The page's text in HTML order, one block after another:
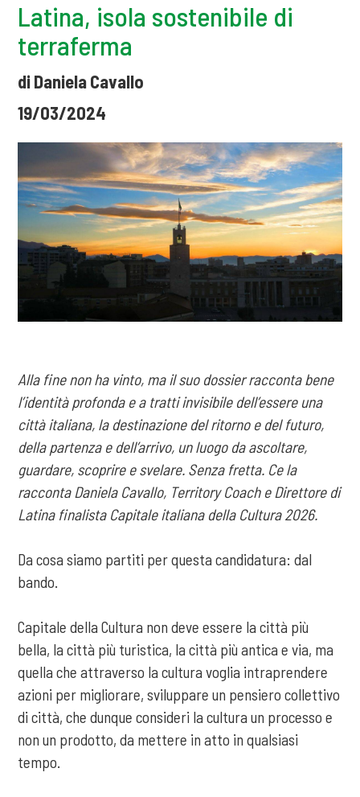
Latina, isola sostenibile di
terraferma
di Daniela Cavallo
19/03/2024
Alla fine non ha vinto, ma il suo dossier racconta bene
l’identità profonda e a tratti invisibile dell’essere una
città italiana, la destinazione del ritorno e del futuro,
della partenza e dell’arrivo, un luogo da ascoltare,
guardare, scoprire e svelare. Senza fretta. Ce la
racconta Daniela Cavallo, Territory Coach e Direttore di
Latina finalista Capitale italiana della Cultura 2026.
Da cosa siamo partiti per questa candidatura: dal
bando.
Capitale della Cultura non deve essere la città più
bella, la città più turistica, la città più antica e via, ma
quella che attraverso la cultura voglia intraprendere
azioni per migliorare, sviluppare un pensiero collettivo
di città, che dunque consideri la cultura un processo e
non un prodotto, da mettere in atto in qualsiasi
tempo.